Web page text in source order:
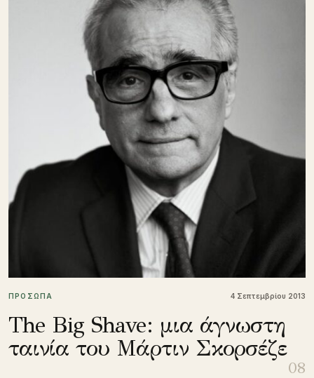
ΠΡΟΣΩΠΑ 4 Σεπτεμβρίου 2013
The Big Shave: μια άγνωστη
ταινία του Μάρτιν Σκορσέζε
08